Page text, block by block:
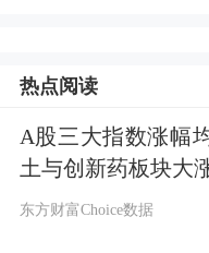
行的伊核谈判
治风险全面升
热点阅读
A股三大指数涨幅
土与创新药板块大
东方财富Choice数据